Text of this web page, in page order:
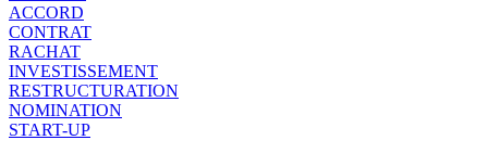
ACCORD
CONTRAT
RACHAT
INVESTISSEMENT
RESTRUCTURATION
NOMINATION
START-UP